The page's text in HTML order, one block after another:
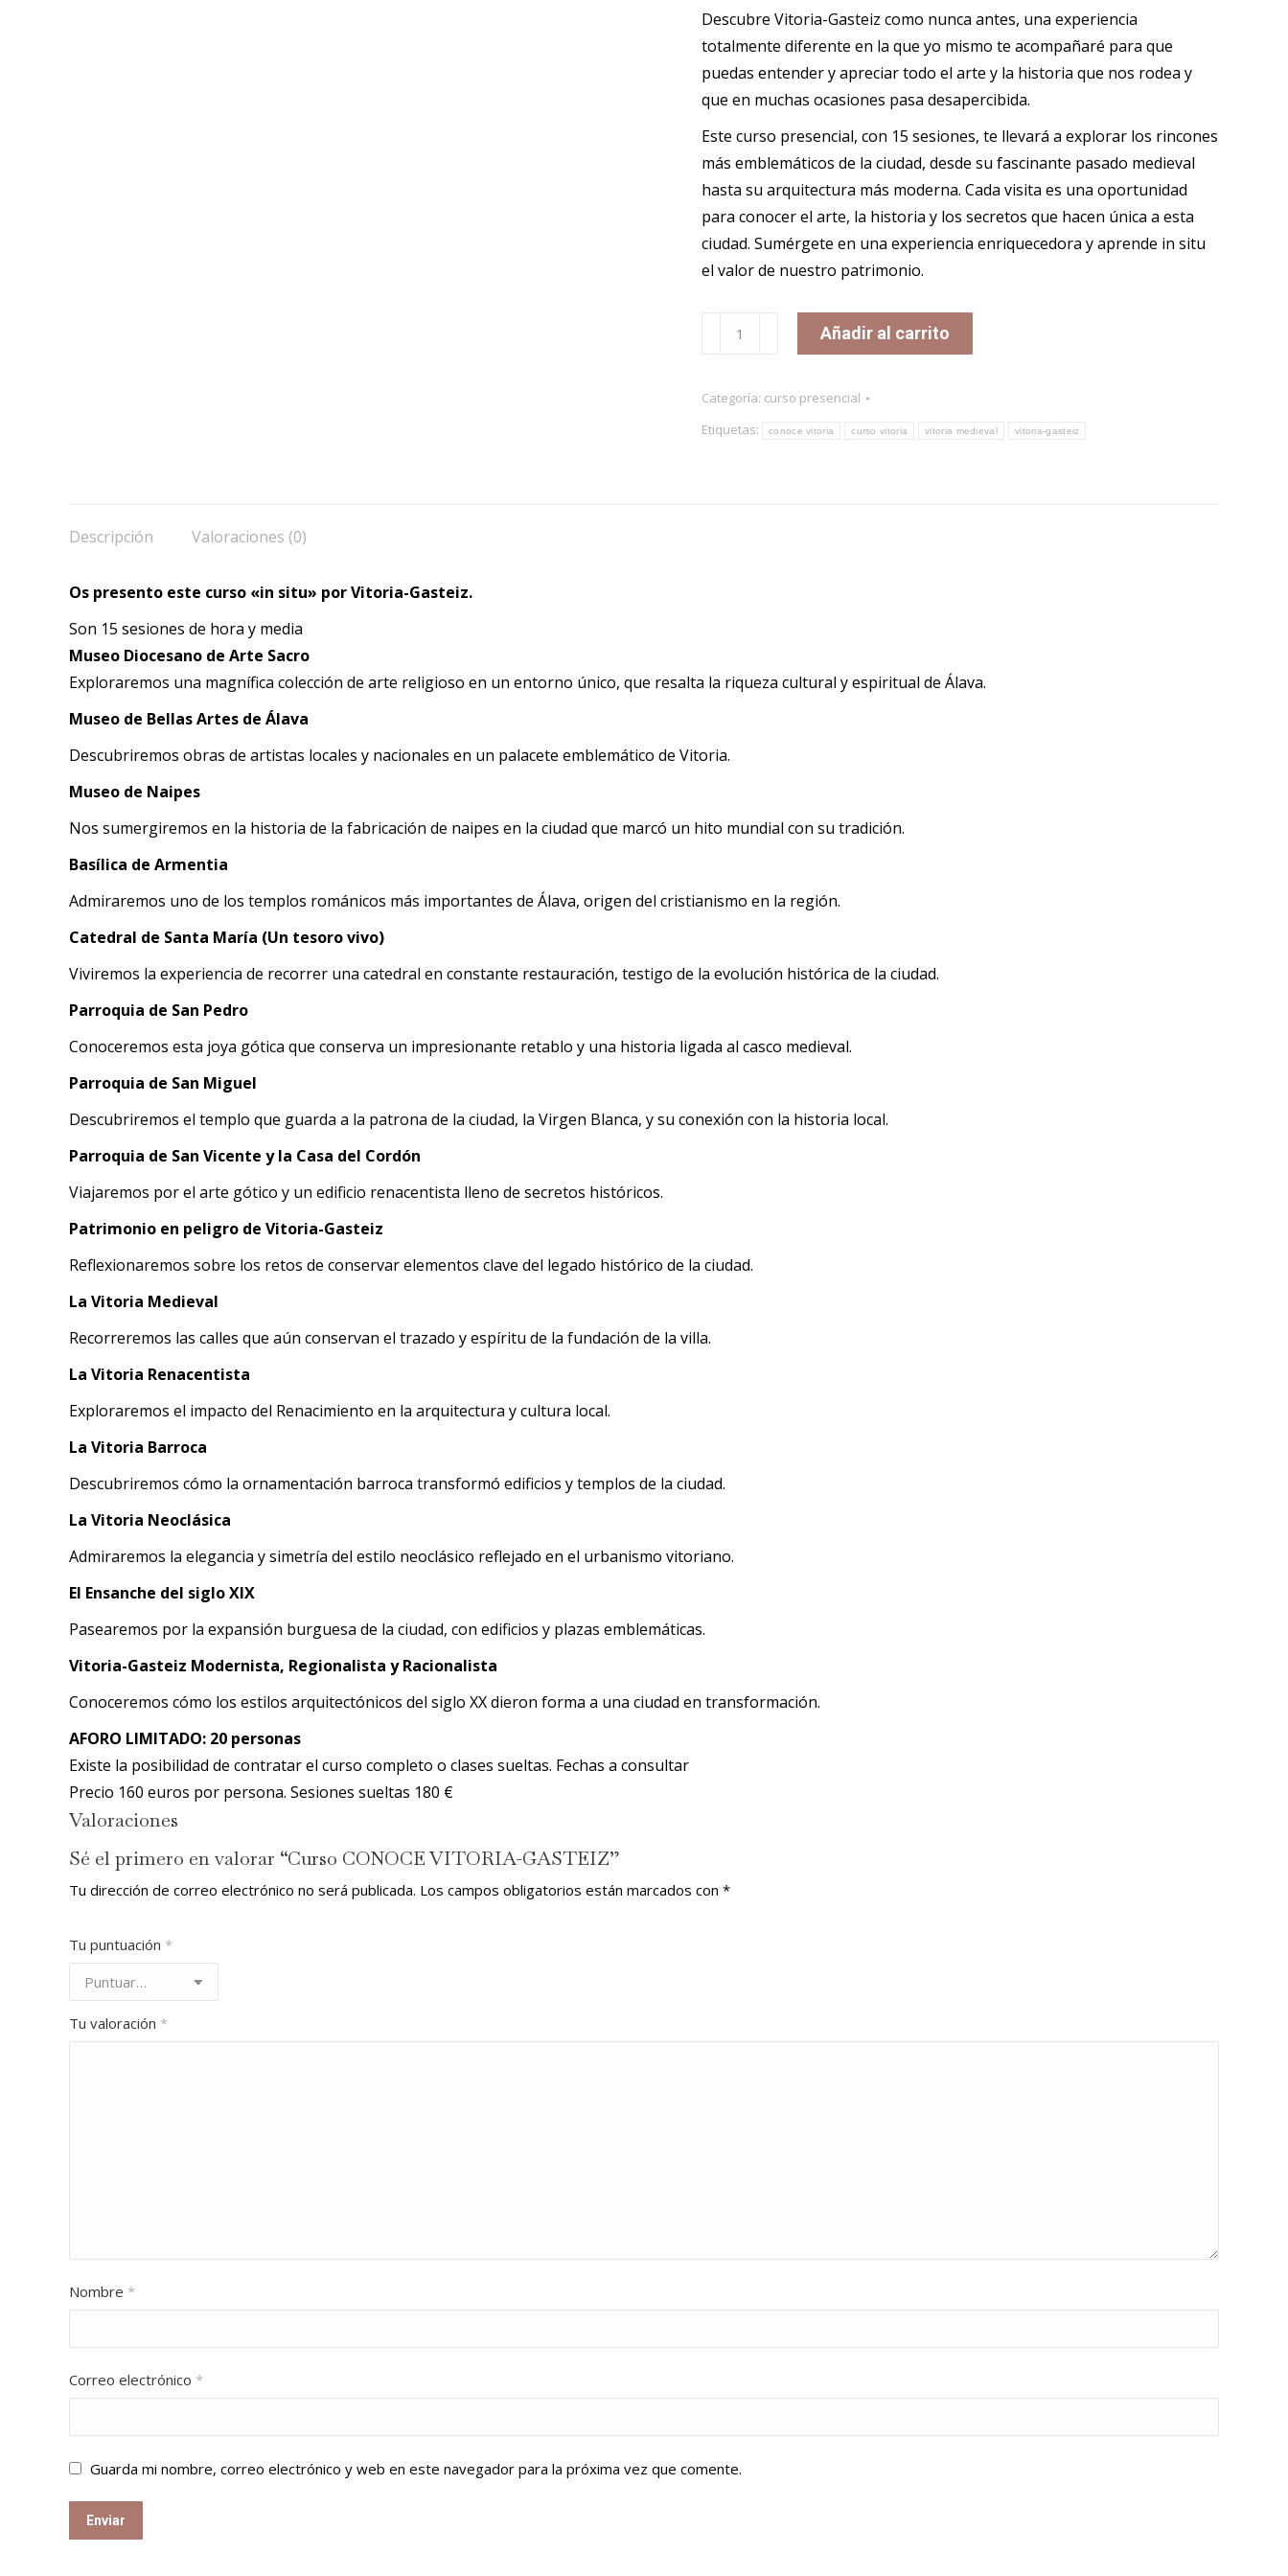
Descubre Vitoria-Gasteiz como nunca antes, una experiencia
totalmente diferente en la que yo mismo te acompañaré para que
puedas entender y apreciar todo el arte y la historia que nos rodea y
que en muchas ocasiones pasa desapercibida.
Este curso presencial, con 15 sesiones, te llevará a explorar los rincones
más emblemáticos de la ciudad, desde su fascinante pasado medieval
hasta su arquitectura más moderna. Cada visita es una oportunidad
para conocer el arte, la historia y los secretos que hacen única a esta
ciudad. Sumérgete en una experiencia enriquecedora y aprende in situ
el valor de nuestro patrimonio.
Curso
CONOCE
GASTEIZ
cantidad
Añadir al carrito
Categoría: curso presencial
Etiquetas:
conoce vitoria curso vitoria vitoria medieval vitoria-gasteiz
Descripción Valoraciones (0)
Os presento este curso «in situ» por Vitoria-Gasteiz.
Son 15 sesiones de hora y media
Museo Diocesano de Arte Sacro
Exploraremos una magnífica colección de arte religioso en un entorno único, que resalta la riqueza cultural y espiritual de Álava.
Museo de Bellas Artes de Álava
Descubriremos obras de artistas locales y nacionales en un palacete emblemático de Vitoria.
Museo de Naipes
Nos sumergiremos en la historia de la fabricación de naipes en la ciudad que marcó un hito mundial con su tradición.
Basílica de Armentia
Admiraremos uno de los templos románicos más importantes de Álava, origen del cristianismo en la región.
Catedral de Santa María (Un tesoro vivo)
Viviremos la experiencia de recorrer una catedral en constante restauración, testigo de la evolución histórica de la ciudad.
Parroquia de San Pedro
Conoceremos esta joya gótica que conserva un impresionante retablo y una historia ligada al casco medieval.
Parroquia de San Miguel
Descubriremos el templo que guarda a la patrona de la ciudad, la Virgen Blanca, y su conexión con la historia local.
Parroquia de San Vicente y la Casa del Cordón
Viajaremos por el arte gótico y un edificio renacentista lleno de secretos históricos.
Patrimonio en peligro de Vitoria-Gasteiz
Reflexionaremos sobre los retos de conservar elementos clave del legado histórico de la ciudad.
La Vitoria Medieval
Recorreremos las calles que aún conservan el trazado y espíritu de la fundación de la villa.
La Vitoria Renacentista
Exploraremos el impacto del Renacimiento en la arquitectura y cultura local.
La Vitoria Barroca
Descubriremos cómo la ornamentación barroca transformó edificios y templos de la ciudad.
La Vitoria Neoclásica
Admiraremos la elegancia y simetría del estilo neoclásico reflejado en el urbanismo vitoriano.
El Ensanche del siglo XIX
Pasearemos por la expansión burguesa de la ciudad, con edificios y plazas emblemáticas.
Vitoria-Gasteiz Modernista, Regionalista y Racionalista
Conoceremos cómo los estilos arquitectónicos del siglo XX dieron forma a una ciudad en transformación.
AFORO LIMITADO: 20 personas
Existe la posibilidad de contratar el curso completo o clases sueltas. Fechas a consultar
Precio 160 euros por persona. Sesiones sueltas 180 €
Valoraciones
Sé el primero en valorar “Curso CONOCE VITORIA-GASTEIZ”
Tu dirección de correo electrónico no será publicada. Los campos obligatorios están marcados con *
Tu puntuación *
Tu valoración *
Nombre *
Correo electrónico *
Guarda mi nombre, correo electrónico y web en este navegador para la próxima vez que comente.